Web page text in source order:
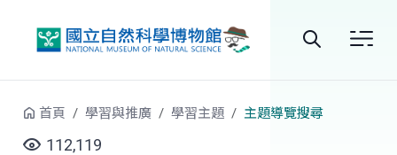
站
首頁 學習與推廣 學習主題 主題導覽搜尋
112,119